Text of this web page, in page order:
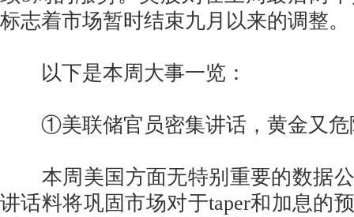
标志着市场暂时结束九月以来的调整。
以下是本周大事一览：
①美联储官员密集讲话，黄金又危
本周美国方面无特别重要的数据公
讲话料将巩固市场对于taper和加息的